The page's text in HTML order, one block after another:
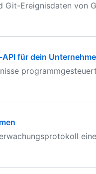
Git-Ereignisdaten von
für dein